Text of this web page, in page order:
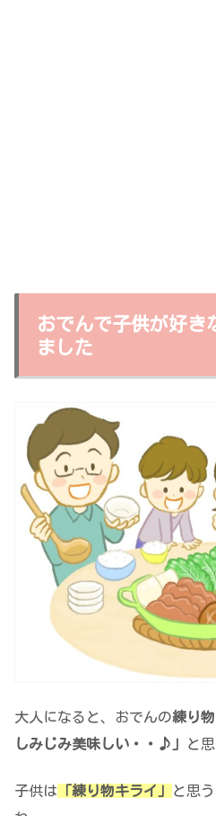
おでんで子供が好き
ました
大人になると、おでんの練り物
しみじみ美味しい・・♪」
と
子供は 「練り物キライ」
と思